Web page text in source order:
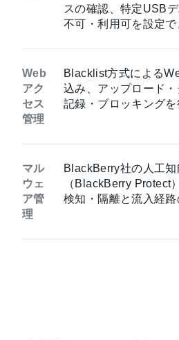
スの確認、特定USB
不可・利用可を設定で
Web
アク
セス
管理
Blacklist方式による
込み、アップロード
記録・ブロッキングを
マル
ウェ
ア管
理
BlackBerry社の人工知
（BlackBerry Protect
検知・隔離と流入経路